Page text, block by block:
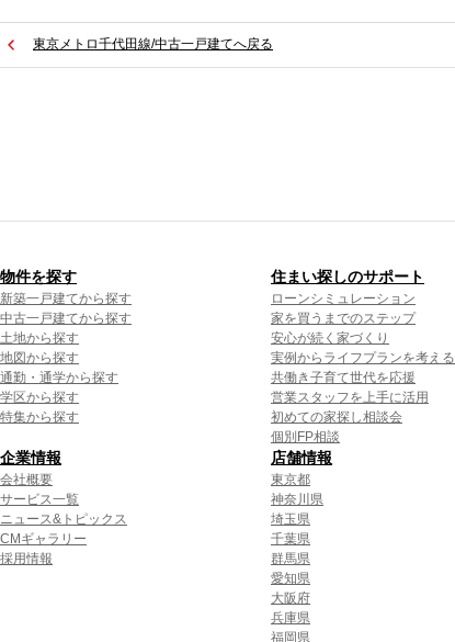
東京メトロ千代田線/中古一戸建てへ戻る
物件を探す
新築一戸建てから探す
中古一戸建てから探す
土地から探す
地図から探す
通勤・通学から探す
学区から探す
特集から探す
住まい探しのサポート
ローンシミュレーション
家を買うまでのステップ
安心が続く家づくり
実例からライフプランを考える
共働き子育て世代を応援
営業スタッフを上手に活用
初めての家探し相談会
個別FP相談
企業情報
会社概要
サービス一覧
ニュース&トピックス
CMギャラリー
採用情報
店舗情報
東京都
神奈川県
埼玉県
千葉県
群馬県
愛知県
大阪府
兵庫県
福岡県